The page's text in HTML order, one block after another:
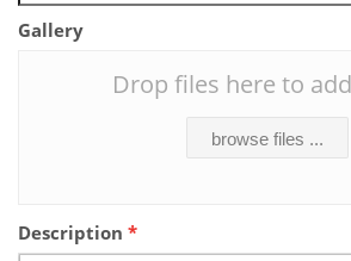
Gallery
Drop files here to
browse files ...
Description *